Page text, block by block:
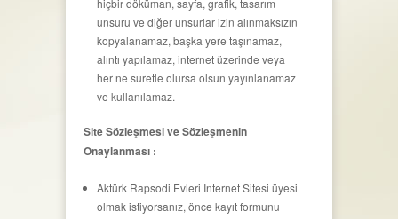
hiçbir döküman, sayfa, grafik, tasarım
unsuru ve diğer unsurlar izin alınmaksızın
kopyalanamaz, başka yere taşınamaz,
alıntı yapılamaz, internet üzerinde veya
her ne suretle olursa olsun yayınlanamaz
ve kullanılamaz.
Site Sözleşmesi ve Sözleşmenin
Onaylanması :
Aktürk Rapsodi Evleri Internet Sitesi üyesi
olmak istiyorsanız, önce kayıt formunu